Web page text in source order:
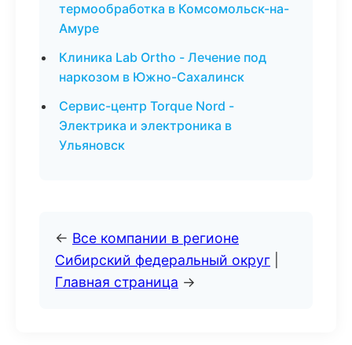
термообработка в Комсомольск-на-
Амуре
Клиника Lab Ortho - Лечение под
наркозом в Южно-Сахалинск
Сервис-центр Torque Nord -
Электрика и электроника в
Ульяновск
← Все компании в регионе
Сибирский федеральный округ
Главная страница →